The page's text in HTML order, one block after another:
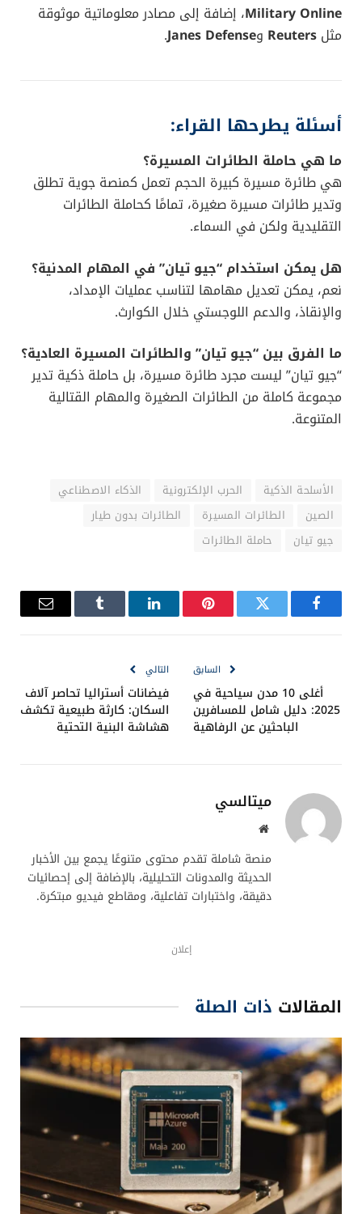
حاملة طائرات بدون طيار: التسمية
ليست مبالغة
لأنها:
تحتوي على مقصورة مدمجة قادرة على حمل
الطائرات الصغيرة
تعمل كـمنصة قيادة واتصالللطائرات الصغيرة
المسلحة
يمكن إدارتها عن بُعد من خلال أطقم تحكم خلفية
بهذا يمكنها تنفيذهجمات جماعية مسيرةأوعمليات
استخبارات متقدمةبطريقة غير مسبوقة.
خاتمة: مستقبل القتال الجوي بدأ
الآن
مسيرة أن تدير أسراباً من الطائرات الصغيرة، وتضرب بدقة،
وتُربك الخصم إلكترونيًا، بل وتنقذ الأرواح عند الحاجة.
قد تكون “جيو تيان” البداية فقط، لكن ما تشير إليه هو
“القتال المباشر” إلى “التحكم الذكي عن بعد”.
تم إعداد هذه المقالة بناءً على تقارير وتحليلات منشورة
في مواقع تقنية وعسكرية دولية، من أبرزها:
Defense News، South China Morning Post ، وChina
Military Online، إضافة إلى مصادر معلوماتية موثوقة
أسئلة يطرحها القراء:
ما هي حاملة الطائرات المسيرة؟
هي طائرة مسيرة كبيرة الحجم تعمل كمنصة جوية تطلق
التقليدية ولكن في السماء.
هل يمكن استخدام “جيو تيان” في المهام المدنية؟
نعم، يمكن تعديل مهامها لتناسب عمليات الإمداد،
والإنقاذ، والدعم اللوجستي خلال الكوارث.
ما الفرق بين “جيو تيان” والطائرات المسيرة العادية؟
“جيو تيان” ليست مجرد طائرة مسيرة، بل حاملة ذكية تدير
مجموعة كاملة من الطائرات الصغيرة والمهام القتالية
المتنوعة.